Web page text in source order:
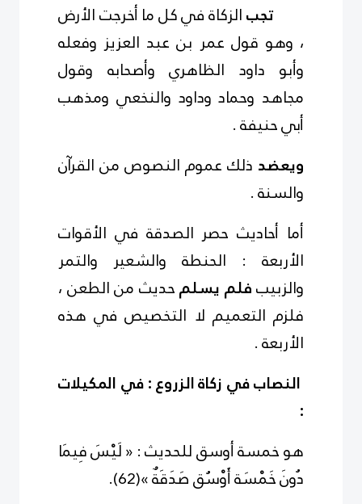
تجبالزكاة في كل ما أخرجت الأرض
، وهو قول عمر بن عبد العزيز وفعله
وأبو داود الظاهري وأصحابه وقول
مجاهد وحماد وداود والنخعي ومذهب
أبي حنيفة.
ويعضد ذلك عموم النصوص من القرآن
والسنة.
أما أحاديث حصر الصدقة في الأقوات
الأربعة : الحنطة والشعير والتمر
والزبيبفلم يسلمحديث من الطعن ،
فلزم التعميم لا التخصيص في هذه
الأربعة.
النصاب في زكاة الزروع : في المكيلات
:
هو خمسة أوسق للحديث : « لَيْسَ فِيمَا
دُونَ خَمْسَة أَوْسُق صَدَقَةٌ »(
62
)
.